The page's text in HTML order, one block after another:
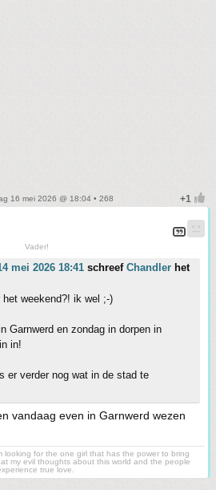
16 mei 2026 @ 18:04 • 268
Vader!
mei 2026 18:41 schreef Chandler het
het weekend?! ik wel ;-)
Garnwerd en zondag in dorpen in
in!
er verder nog wat in de stad te
vandaag even in Garnwerd wezen
looking for the one girl that has the power to bring
my evil thoughts about this world and the people
true love.